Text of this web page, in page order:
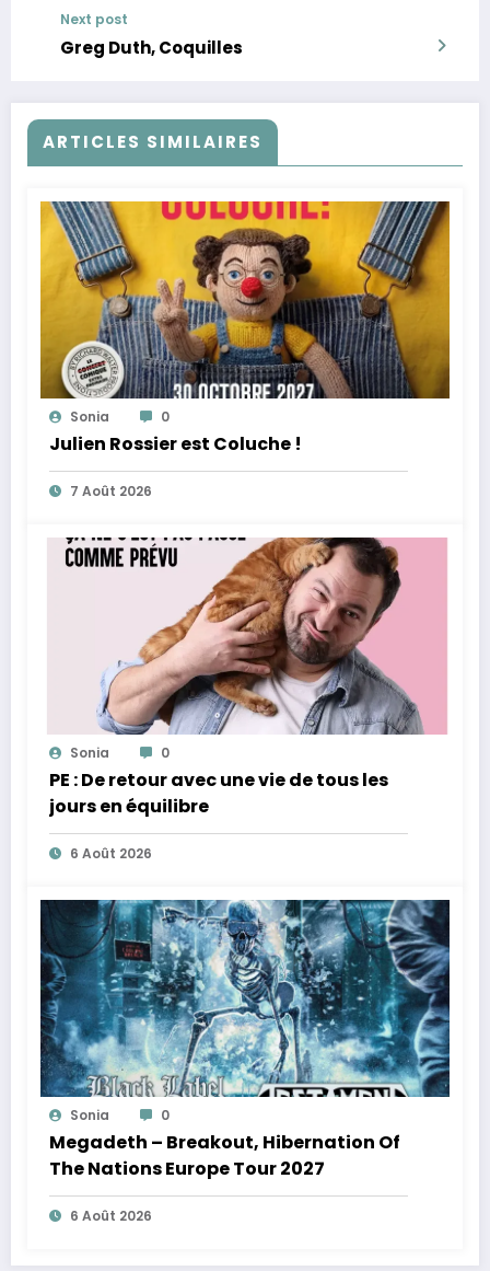
Next post
Greg Duth, Coquilles
ARTICLES SIMILAIRES
Sonia 0
Julien Rossier est Coluche !
7 Août 2026
Sonia 0
PE : De retour avec une vie de tous les
jours en équilibre
6 Août 2026
Sonia 0
Megadeth – Breakout, Hibernation Of
The Nations Europe Tour 2027
6 Août 2026